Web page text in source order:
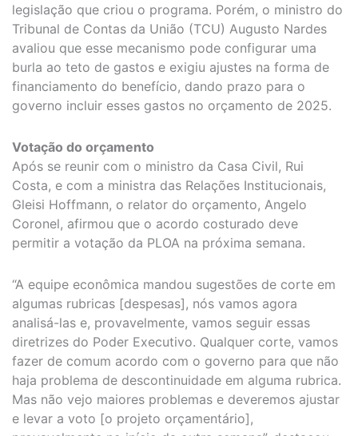
legislação que criou o programa. Porém, o ministro do
Tribunal de Contas da União (TCU) Augusto Nardes
avaliou que esse mecanismo pode configurar uma
burla ao teto de gastos e exigiu ajustes na forma de
financiamento do benefício, dando prazo para o
governo incluir esses gastos no orçamento de 2025.
Votação do orçamento
Após se reunir com o ministro da Casa Civil, Rui
Costa, e com a ministra das Relações Institucionais,
Gleisi Hoffmann, o relator do orçamento, Angelo
Coronel, afirmou que o acordo costurado deve
permitir a votação da PLOA na próxima semana.
“A equipe econômica mandou sugestões de corte em
algumas rubricas [despesas], nós vamos agora
analisá-las e, provavelmente, vamos seguir essas
diretrizes do Poder Executivo. Qualquer corte, vamos
fazer de comum acordo com o governo para que não
haja problema de descontinuidade em alguma rubrica.
Mas não vejo maiores problemas e deveremos ajustar
e levar a voto [o projeto orçamentário],